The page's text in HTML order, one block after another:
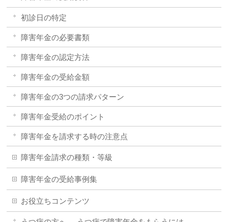
初診日の特定
障害年金の必要書類
障害年金の認定方法
障害年金の受給金額
障害年金の3つの請求パターン
障害年金受給のポイント
障害年金を請求する時の注意点
障害年金請求の種類・等級
障害年金の受給事例集
お役立ちコンテンツ